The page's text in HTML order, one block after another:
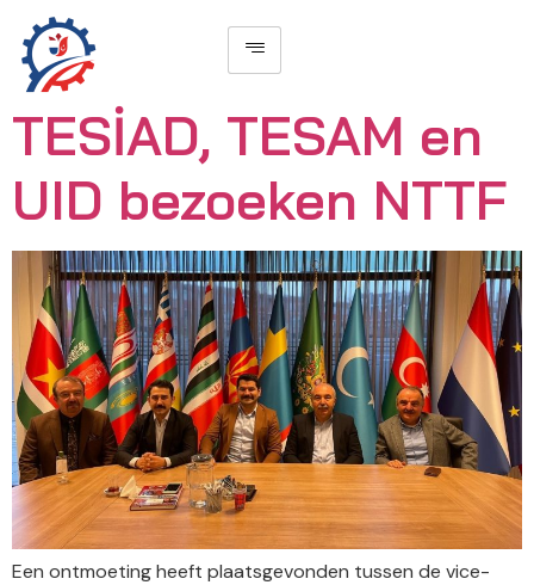
TESİAD, TESAM en
UID bezoeken NTTF
Een ontmoeting heeft plaatsgevonden tussen de vice-